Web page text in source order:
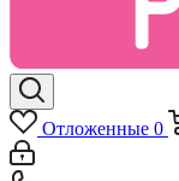
Отложенные 0